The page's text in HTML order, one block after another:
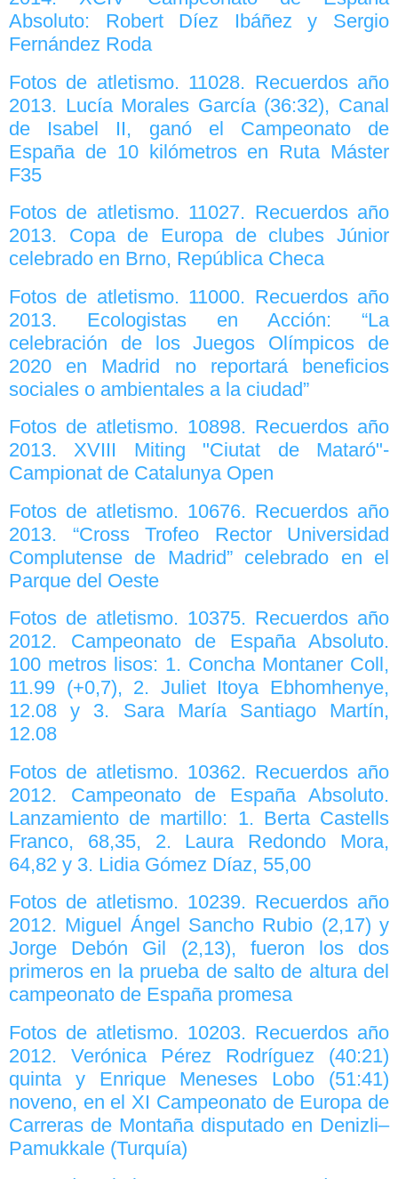
Absoluto: Robert Díez Ibáñez y Sergio
Fernández Roda
Fotos de atletismo. 11028. Recuerdos año
2013. Lucía Morales García (36:32), Canal
de Isabel II, ganó el Campeonato de
España de 10 kilómetros en Ruta Máster
F35
Fotos de atletismo. 11027. Recuerdos año
2013. Copa de Europa de clubes Júnior
celebrado en Brno, República Checa
Fotos de atletismo. 11000. Recuerdos año
2013. Ecologistas en Acción: “La
celebración de los Juegos Olímpicos de
2020 en Madrid no reportará beneficios
sociales o ambientales a la ciudad”
Fotos de atletismo. 10898. Recuerdos año
2013. XVIII Miting "Ciutat de Mataró"-
Campionat de Catalunya Open
Fotos de atletismo. 10676. Recuerdos año
2013. “Cross Trofeo Rector Universidad
Complutense de Madrid” celebrado en el
Parque del Oeste
Fotos de atletismo. 10375. Recuerdos año
2012. Campeonato de España Absoluto.
100 metros lisos: 1. Concha Montaner Coll,
11.99 (+0,7), 2. Juliet Itoya Ebhomhenye,
12.08 y 3. Sara María Santiago Martín,
12.08
Fotos de atletismo. 10362. Recuerdos año
2012. Campeonato de España Absoluto.
Lanzamiento de martillo: 1. Berta Castells
Franco, 68,35, 2. Laura Redondo Mora,
64,82 y 3. Lidia Gómez Díaz, 55,00
Fotos de atletismo. 10239. Recuerdos año
2012. Miguel Ángel Sancho Rubio (2,17) y
Jorge Debón Gil (2,13), fueron los dos
primeros en la prueba de salto de altura del
campeonato de España promesa
Fotos de atletismo. 10203. Recuerdos año
2012. Verónica Pérez Rodríguez (40:21)
quinta y Enrique Meneses Lobo (51:41)
noveno, en el XI Campeonato de Europa de
Carreras de Montaña disputado en Denizli–
Pamukkale (Turquía)